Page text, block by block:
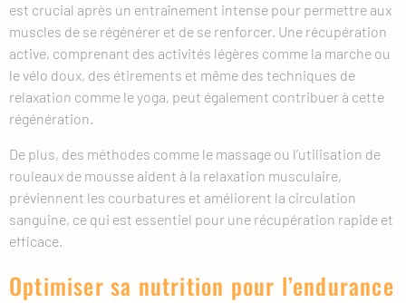
est crucial après un entraînement intense pour permettre aux
muscles de se régénérer et de se renforcer. Une récupération
active, comprenant des activités légères comme la marche ou
le vélo doux, des étirements et même des techniques de
relaxation comme le yoga, peut également contribuer à cette
régénération.
De plus, des méthodes comme le massage ou l’utilisation de
rouleaux de mousse aident à la relaxation musculaire,
préviennent les courbatures et améliorent la circulation
sanguine, ce qui est essentiel pour une récupération rapide et
efficace.
Optimiser sa nutrition pour l’endurance